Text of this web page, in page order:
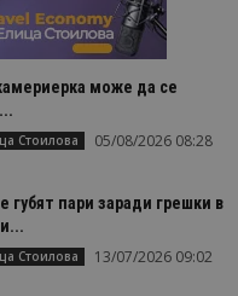
може да се
Стоилова 05/08/2026 08:28
губят пари заради грешки в
Стоилова 13/07/2026 09:02